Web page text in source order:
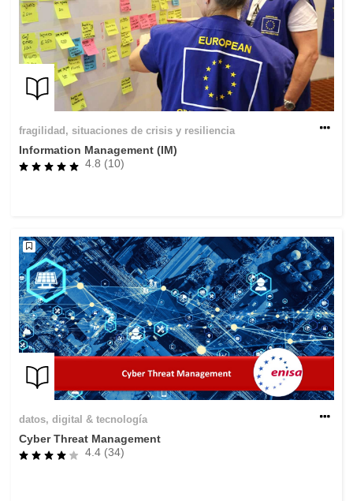
fragilidad, situaciones de crisis y resiliencia
Information Management (IM)
4.8 (10)
datos, digital & tecnología
Cyber Threat Management
4.4 (34)